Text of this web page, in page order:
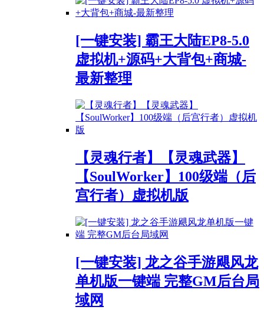
[一键安装] 霸王大陆EP8-5.0
虚拟机+源码+大背包+商城-
最新整理
【灵魂行者】【灵魂武器】
【SoulWorker】100级端（后
宫行者）虚拟机版
[一键安装] 龙之谷手游飓风龙
单机版一键端 完整GM后台局
域网